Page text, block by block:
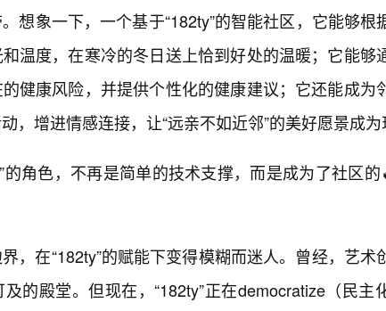
想象一下，一个基于“182ty”的智能社区，它能够根
温度，在寒冷的冬日送上恰到好处的温暖；它能够
健康风险，并提供个性化的健康建议；它还能成为
，增进情感连接，让“远亲不如近邻”的美好愿景成为
的角色，不再是简单的技术支撑，而是成为了社区的
，在“182ty”的赋能下变得模糊而迷人。曾经，艺术
的殿堂。但现在，“182ty”正在democratize（民主